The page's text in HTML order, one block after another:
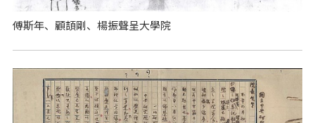
傅斯年、顧頡剛、楊振聲呈大學院